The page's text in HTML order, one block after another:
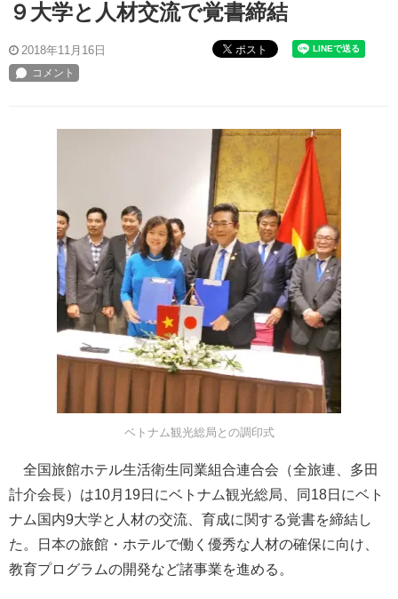
９大学と人材交流で覚書締結
2018年11月16日 ポスト
ベトナム観光総局との調印式
全国旅館ホテル生活衛生同業組合連合会（全旅連、多田
計介会長）は10月19日にベトナム観光総局、同18日にベト
ナム国内9大学と人材の交流、育成に関する覚書を締結し
た。日本の旅館・ホテルで働く優秀な人材の確保に向け、
教育プログラムの開発など諸事業を進める。